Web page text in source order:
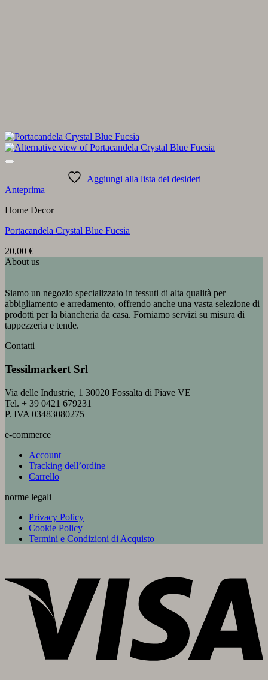
Aggiungi alla lista dei desideri
Anteprima
Home Decor
Portacandela Crystal Blue Fucsia
20,00 €
About us
Siamo un negozio specializzato in tessuti di alta qualità per
abbigliamento e arredamento, offrendo anche una vasta selezione di
prodotti per la biancheria da casa. Forniamo servizi su misura di
tappezzeria e tende.
Contatti
Tessilmarkert Srl
Via delle Industrie, 1 30020 Fossalta di Piave VE
Tel. + 39 0421 679231
P. IVA 03483080275
e-commerce
Account
Tracking dell’ordine
Carrello
norme legali
Privacy Policy
Cookie Policy
Termini e Condizioni di Acquisto